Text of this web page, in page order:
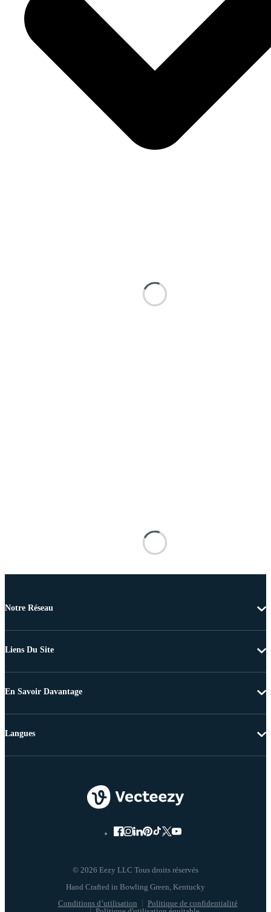
Notre Réseau
Liens Du Site
En Savoir Davantage
© 2026 Eezy LLC Tous droits réservés
Conditions d’utilisation
Politique de confidentialité
Langues